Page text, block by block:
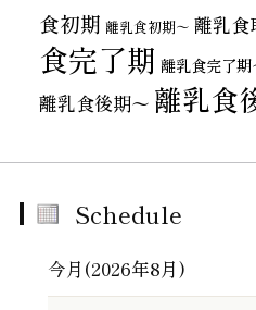
食初期 離乳食初期～ 離乳食
食完了期 離乳食完了期
離乳食後期〜 離乳食
Schedule
今月(2026年8月)